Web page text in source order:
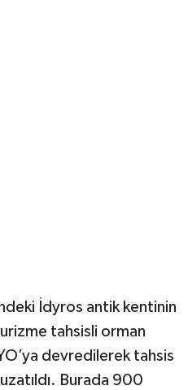
İdyros antik kentinin
tahsisli orman
devredilerek tahsis
Burada 900